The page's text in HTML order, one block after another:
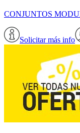
CONJUNTOS
Solicitar más info